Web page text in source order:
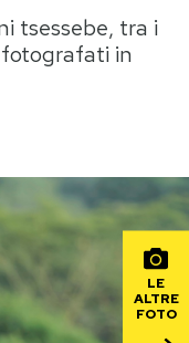
Idee
calcio 2026
tsessebe, tra i
in
LE
ALTRE
FOTO